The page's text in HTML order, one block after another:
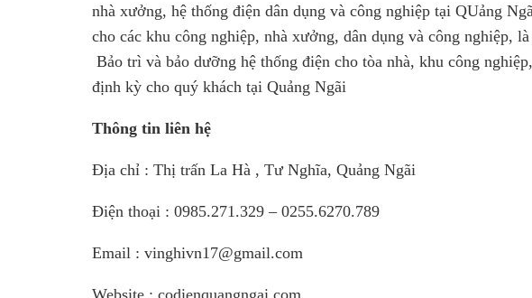
nhà xưởng, hệ thống điện dân dụng và công nghiệp tại QUảng
cho các khu công nghiệp, nhà xưởng, dân dụng và công nghiệp,
Bảo trì và bảo dưỡng hệ thống điện cho tòa nhà, khu công
định kỳ cho quý khách tại Quảng Ngãi
Thông tin liên hệ
Địa chỉ : Thị trấn La Hà , Tư Nghĩa, Quảng Ngãi
Điện thoại : 0985.271.329 – 0255.6270.789
Email : vinghivn17@gmail.com